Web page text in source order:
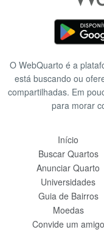
O WebQuarto é a
está buscando ou
compartilhadas. Em
para morar
Início
Buscar Quartos
Anunciar Quarto
Universidades
Guia de Bairros
Moedas
Convide um amigo